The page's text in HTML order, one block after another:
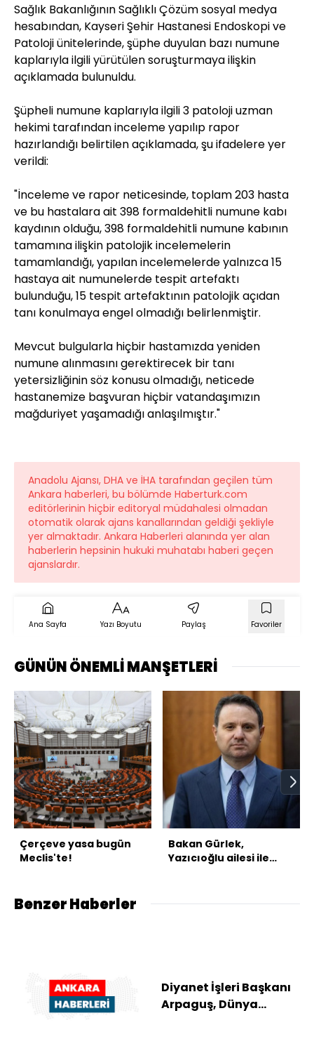
Sağlık Bakanlığının Sağlıklı Çözüm sosyal medya
hesabından, Kayseri Şehir Hastanesi Endoskopi ve
Patoloji ünitelerinde, şüphe duyulan bazı numune
kaplarıyla ilgili yürütülen soruşturmaya ilişkin
açıklamada bulunuldu.
Şüpheli numune kaplarıyla ilgili 3 patoloji uzman
hekimi tarafından inceleme yapılıp rapor
hazırlandığı belirtilen açıklamada, şu ifadelere yer
verildi:
"İnceleme ve rapor neticesinde, toplam 203 hasta
ve bu hastalara ait 398 formaldehitli numune kabı
kaydının olduğu, 398 formaldehitli numune kabının
tamamına ilişkin patolojik incelemelerin
tamamlandığı, yapılan incelemelerde yalnızca 15
hastaya ait numunelerde tespit artefaktı
bulunduğu, 15 tespit artefaktının patolojik açıdan
tanı konulmaya engel olmadığı belirlenmiştir.
Mevcut bulgularla hiçbir hastamızda yeniden
numune alınmasını gerektirecek bir tanı
yetersizliğinin söz konusu olmadığı, neticede
hastanemize başvuran hiçbir vatandaşımızın
mağduriyet yaşamadığı anlaşılmıştır."
Anadolu Ajansı, DHA ve İHA tarafından geçilen tüm
Ankara haberleri, bu bölümde Haberturk.com
editörlerinin hiçbir editoryal müdahalesi olmadan
otomatik olarak ajans kanallarından geldiği şekliyle
yer almaktadır. Ankara Haberleri alanında yer alan
haberlerin hepsinin hukuki muhatabı haberi geçen
ajanslardır.
Ana Sayfa Yazı Boyutu Paylaş Favoriler
GÜNÜN ÖNEMLİ MANŞETLERİ
Çerçeve yasa bugün
Meclis'te!
Bakan Gürlek,
Yazıcıoğlu ailesi ile
Benzer Haberler
Diyanet İşleri Başkanı
Arpaguş, Dünya